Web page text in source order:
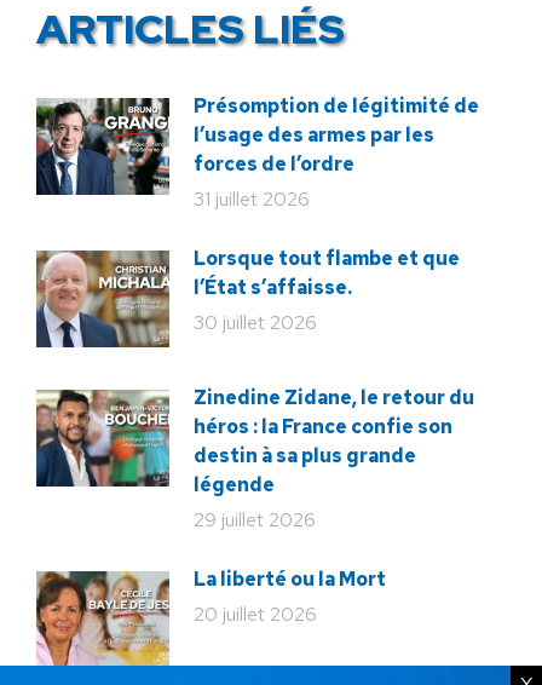
ARTICLES LIÉS
Présomption de légitimité de
l’usage des armes par les
forces de l’ordre
31 juillet 2026
Lorsque tout flambe et que
l’État s’affaisse.
30 juillet 2026
Zinedine Zidane, le retour du
héros : la France confie son
destin à sa plus grande
légende
29 juillet 2026
La liberté ou la Mort
20 juillet 2026